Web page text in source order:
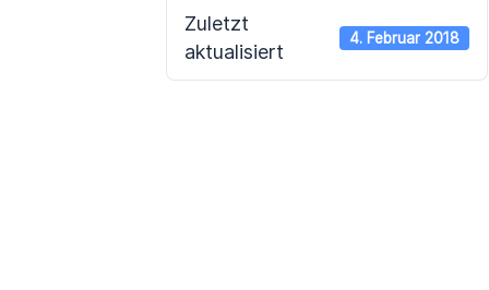
Zuletzt
aktualisiert
4. Februar 2018